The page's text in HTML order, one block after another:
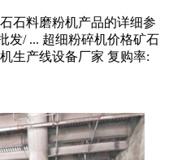
石料磨粉机产品的详细参
发/ ... 超细粉碎机价格矿石
生产线设备厂家 复购率: